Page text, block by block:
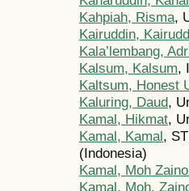
Kahpiah, Risma,
Kairuddin,
Kala’lembang,
Kalsum, Kalsum,
Kaltsum, Honest
Kaluring, Daud,
Kamal, Hikmat,
Kamal, Kamal,
(Indonesia)
Kamal, Moh
Kamal, Moh.